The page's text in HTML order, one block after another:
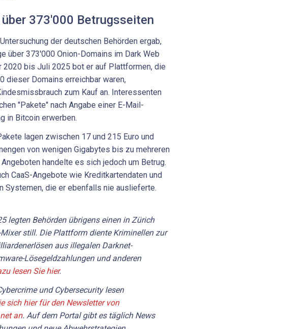
373'000 Betrugsseiten
der deutschen Behörden ergab,
über 373'000 Onion-Domains im Dark Web
2020 bis Juli 2025 bot er auf Plattformen, die
dieser Domains erreichbar waren,
zum Kauf an. Interessenten
"Pakete" nach Angabe einer E-Mail-
in Bitcoin erwerben.
lagen zwischen 17 und 215 Euro und
von wenigen Gigabytes bis zu mehreren
handelte es sich jedoch um Betrug.
CaaS-Angebote wie Kreditkartendaten und
Systemen, die er ebenfalls nie auslieferte.
legten Behörden übrigens einen in Zürich
still. Die Plattform diente Kriminellen zur
aus illegalen Darknet-
Lösegeldzahlungen und anderen
lesen Sie hier.
und Cybersecurity lesen
sich hier für den Newsletter von
an. Auf dem Portal gibt es täglich News